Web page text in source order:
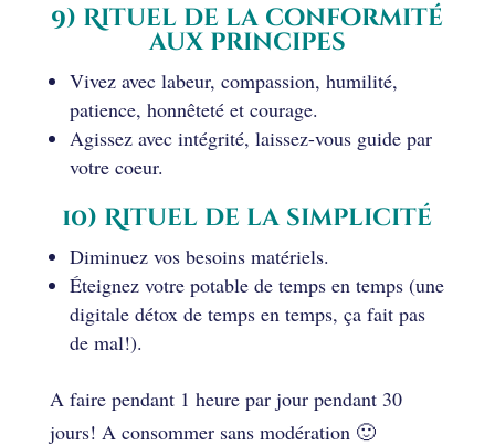
9) Rituel de la conformité
aux principes
Vivez avec labeur, compassion, humilité,
patience, honnêteté et courage.
Agissez avec intégrité, laissez-vous guide par
votre coeur.
10) Rituel de la simplicité
Diminuez vos besoins matériels.
Éteignez votre potable de temps en temps (une
digitale détox de temps en temps, ça fait pas
de mal!).
A faire pendant 1 heure par jour pendant 30
jours! A consommer sans modération 🙂